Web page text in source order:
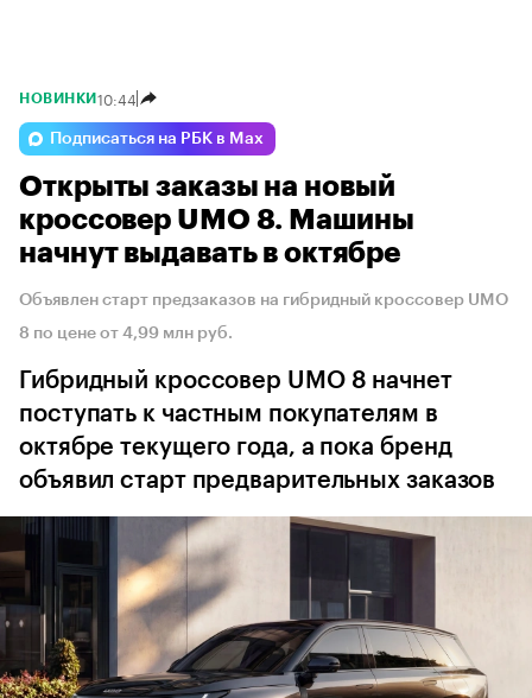
НОВИНКИ 10:44
Подписаться на РБК в Max
Открыты заказы на новый
кроссовер UMO 8. Машины
начнут выдавать в октябре
Объявлен старт предзаказов на гибридный кроссовер UMO
8 по цене от 4,99 млн руб.
Гибридный кроссовер UMO 8 начнет
поступать к частным покупателям в
октябре текущего года, а пока бренд
объявил старт предварительных заказов